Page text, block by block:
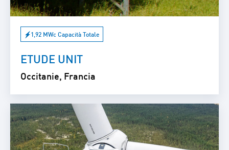
1,92 MWc Capacità Totale
ETUDE UNIT
Occitanie, Francia